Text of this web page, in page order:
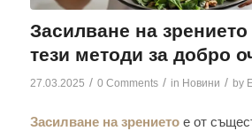
Засилване на зрението
тези методи за добро
27.03.2025 / 0 Comments / in Новини / by
Засилване на зрениетое от